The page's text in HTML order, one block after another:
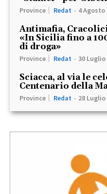
Province Redat - 4 Agosto
Antimafia,
«In Sicilia fino a
di droga»
Province Redat - 30 Luglio
Sciacca, al via le
Centenario della
Province Redat - 28 Luglio